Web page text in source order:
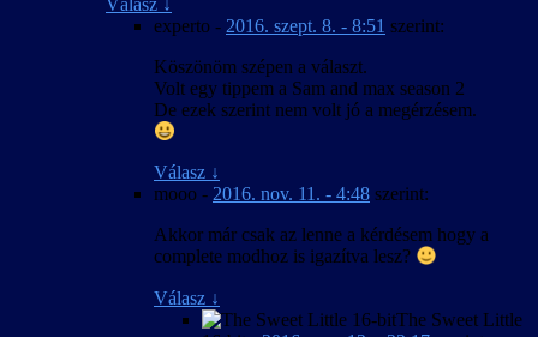
experto - 2016. szept. 8. - 8:51 szerint:
Köszönöm szépen a választ.
Volt egy tippem a Sam and max season 2
De ezek szerint nem volt jó a megérzésem.
Válasz ↓
mooo - 2016. nov. 11. - 4:48 szerint:
Akkor már csak az lenne a kérdésem hogy a
complete modhoz is igazítva lesz?
Válasz ↓
The Sweet Little